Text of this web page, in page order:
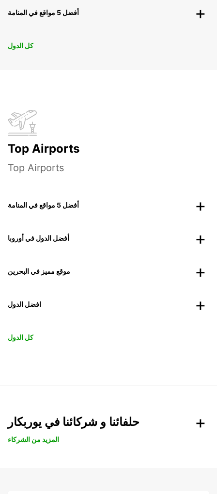
أفضل 5 مواقع في المنامة
كل الدول
Top Airports
Top Airports
أفضل 5 مواقع في المنامة
أفضل الدول في أوروبا
موقع مميز في البحرين
افضل الدول
كل الدول
حلفائنا و شركائنا في يوربكار
المزيد من الشركاء